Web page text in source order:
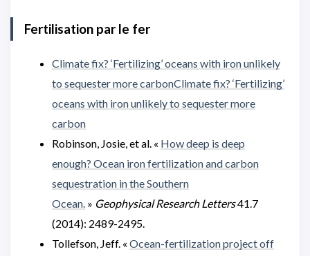
Fertilisation par le fer
Climate fix? ‘Fertilizing’ oceans with iron unlikely
to sequester more carbonClimate fix? ‘Fertilizing’
oceans with iron unlikely to sequester more
carbon
Robinson, Josie, et al. « How deep is deep
enough? Ocean iron fertilization and carbon
sequestration in the Southern
Ocean. » Geophysical Research Letters41.7
(2014): 2489-2495.
Tollefson, Jeff. « Ocean-fertilization project off